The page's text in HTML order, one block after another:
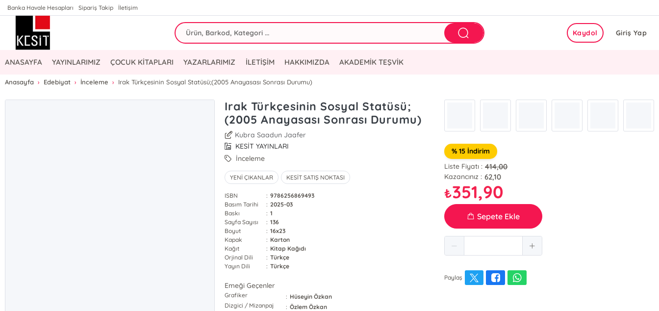
Banka Havale Hesapları Sipariş Takip İletişim
Giriş Yap
Kaydol
ANASAYFA YAYINLARIMIZ ÇOCUK KİTAPLARI YAZARLARIMIZ İLETİŞİM HAKKIMIZDA AKADEMİK TEŞVİK
Anasayfa Edebiyat İnceleme Irak Türkçesinin Sosyal Statüsü;(2005 Anayasası Sonrası Durumu)
Irak Türkçesinin Sosyal Statüsü;
(2005 Anayasası Sonrası Durumu)
Kubra Saadun Jaafer
KESİT YAYINLARI
İnceleme
YENİ ÇIKANLAR KESİT SATIŞ NOKTASI
ISBN : 9786256869493
Basım Tarihi
: 2025-03
Baskı
: 1
Sayfa Sayısı
: 136
Boyut
: 16x23
Kapak
: Karton
Kağıt
: Kitap Kağıdı
Orjinal Dili
: Türkçe
Yayın Dili
: Türkçe
Emeği Geçenler
Grafiker : Hüseyin Özkan
Dizgici / Mizanpaj
: Özlem Özkan
% 15 İndirim
Liste Fiyatı : 414,00
Kazancınız : 62,10
₺351,90
Sepete Ekle
Paylaş